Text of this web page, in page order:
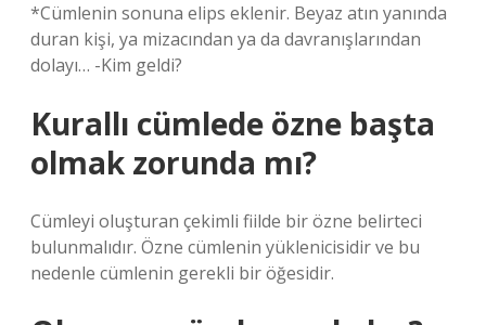
*Cümlenin sonuna elips eklenir. Beyaz atın yanında
duran kişi, ya mizacından ya da davranışlarından
dolayı… -Kim geldi?
Kurallı cümlede özne başta
olmak zorunda mı?
Cümleyi oluşturan çekimli fiilde bir özne belirteci
bulunmalıdır. Özne cümlenin yüklenicisidir ve bu
nedenle cümlenin gerekli bir öğesidir.